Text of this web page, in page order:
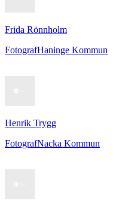
Frida Rönnholm
FotografHaninge Kommun
Henrik Trygg
FotografNacka Kommun